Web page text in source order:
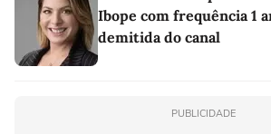
Ibope com frequência 1
demitida do canal
PUBLICIDADE